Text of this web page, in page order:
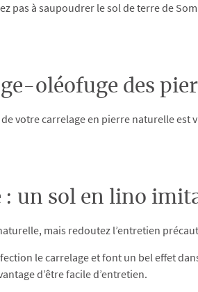
pas à saupoudrer le sol de terre de
oléofuge des
votre carrelage en pierre naturelle
: un sol en lino
mais redoutez l’entretien
le carrelage et font un bel effet
d’être facile d’entretien.